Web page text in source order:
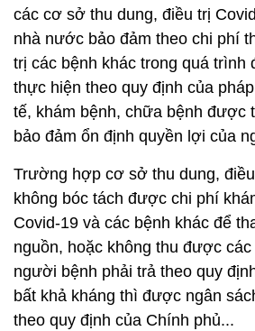
các cơ sở thu dung, điều trị
nhà nước bảo đảm theo chi phí
trị các bệnh khác trong quá trình
thực hiện theo quy định của
tế, khám bệnh, chữa bệnh được
bảo đảm ổn định quyền lợi của
Trường hợp cơ sở thu dung,
không bóc tách được chi phí
Covid-19 và các bệnh khác để
nguồn, hoặc không thu được
người bệnh phải trả theo quy
bất khả kháng thì được ngân
theo quy định của Chính phủ...